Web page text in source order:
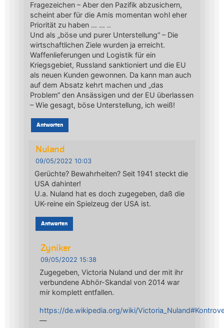
Fragezeichen – Aber den Pazifik abzusichern,
scheint aber für die Amis momentan wohl eher
Priorität zu haben … … ..
Und als „böse und purer Unterstellung“ – Die
wirtschaftlichen Ziele wurden ja erreicht.
Waffenlieferungen und Logistik für ein
Kriegsgebiet, Russland sanktioniert und die EU
als neuen Kunden gewonnen. Da kann man auch
auf dem Absatz kehrt machen und „das
Problem“ den Ansässigen und der EU überlassen
– Wie gesagt, böse Unterstellung, ich weiß!
Antworten
Nuland
09/05/2022 10:03
Gerüchte? Bewahrheiten? Seit 1941 steckt die
USA dahinter!
U.a. Nuland hat es doch zugegeben, daß die
UK-reine ein Spielzeug der USA ist.
Antworten
Zyniker
09/05/2022 15:38
Zugegeben, Victoria Nuland und der mit ihr
verbundene Abhör-Skandal von 2014 war
mir komplett entfallen.
https://de.wikipedia.org/wiki/
—